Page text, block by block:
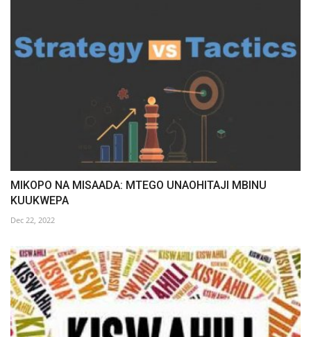
MIKOPO NA MISAADA: MTEGO UNAOHITAJI MBINU
KUUKWEPA
Dec 22, 2022